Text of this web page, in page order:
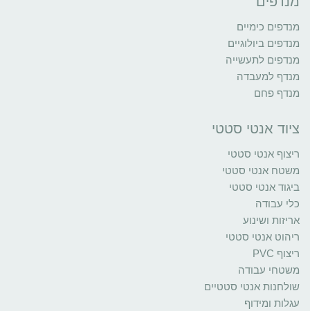
מנדפים כימיים
מנדפים ביולוגיים
מנדפים לתעשייה
מנדף למעבדה
מנדף פחם
ציוד אנטי סטטי
ריצוף אנטי סטטי
משטח אנטי סטטי
ביגוד אנטי סטטי
כלי עבודה
אריזות ושינוע
ריהוט אנטי סטטי
ריצוף PVC
משטחי עבודה
שולחנות אנטי סטטיים
עגלות ומידוף